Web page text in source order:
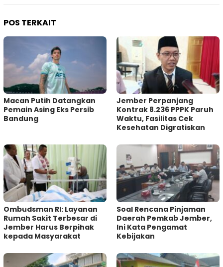
POS TERKAIT
Macan Putih Datangkan
Pemain Asing Eks Persib
Bandung
Jember Perpanjang
Kontrak 8.236 PPPK Paruh
Waktu, Fasilitas Cek
Kesehatan Digratiskan
Ombudsman RI: Layanan
Rumah Sakit Terbesar di
Jember Harus Berpihak
kepada Masyarakat
‎Soal Rencana Pinjaman
Daerah Pemkab Jember,
Ini Kata Pengamat
Kebijakan ‎